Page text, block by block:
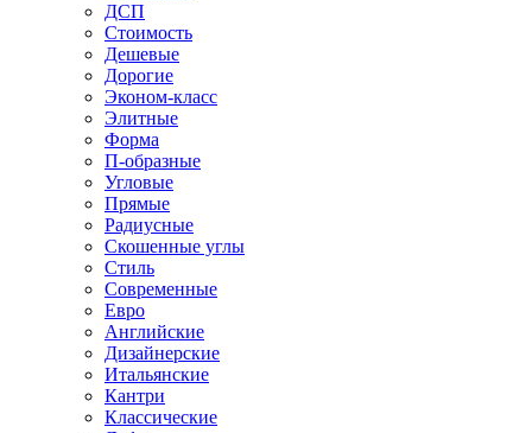
ДСП
Стоимость
Дешевые
Дорогие
Эконом-класс
Элитные
Форма
П-образные
Угловые
Прямые
Радиусные
Скошенные углы
Стиль
Современные
Евро
Английские
Дизайнерские
Итальянские
Кантри
Классические